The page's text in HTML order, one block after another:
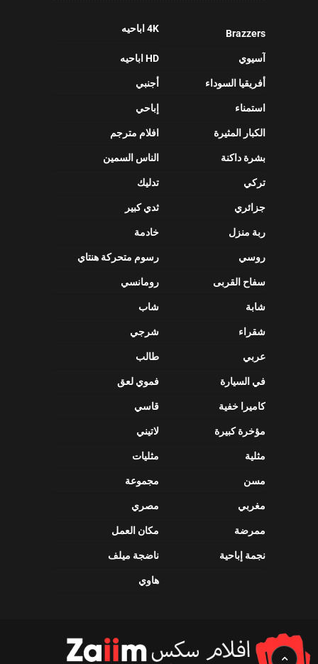
4K اباحيه Brazzers
HD اباحيه آسيوي
أجنبي أفريقيا السوداء
إباحي استمناء
افلام مترجم الكبار المثيرة
الناس السمين بشرة داكنة
تدليك تركي
ثدي كبير جزائري
خادمة ربة منزل
رسوم متحركة هنتاي روسي
رومانسي سفاح القربى
شاب شابة
شرجي شقراء
طالب عربي
فموي لعق في السيارة
قاسي كاميرا خفية
لاتيني مؤخرة كبيرة
مثليات مثلية
مجموعة مسن
مصري مغربي
مكان العمل ممرضة
ناضجة ميلف نجمة إباحية
هاوي